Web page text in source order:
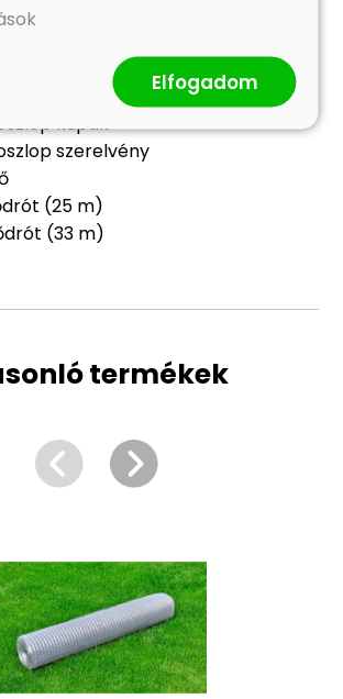
3,2 x 80 cm (Ø x M)
3,2 x 80 cm (Ø x M)
feszítődrót tartó
kupak
szerelvény
(25 m)
(33 m)
termékek
Elfogadom